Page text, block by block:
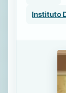
Instituto